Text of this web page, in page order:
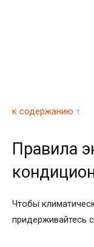
к содержанию ↑
Правила
Чтобы
придерживайтесь